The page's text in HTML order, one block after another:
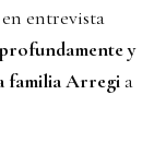
entrevista
y
familia Arregi a